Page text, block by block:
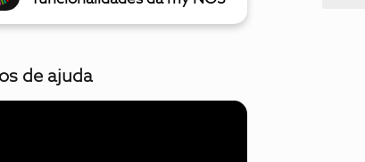
de ajuda